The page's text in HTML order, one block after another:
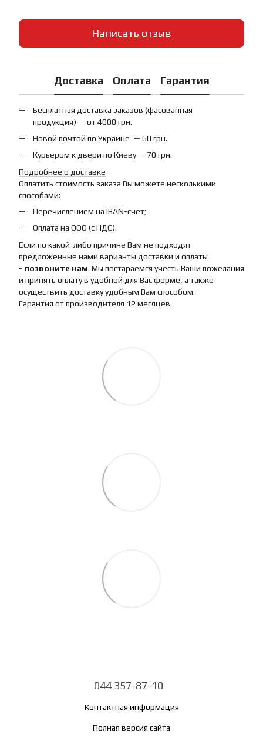
Написать отзыв
Доставка Оплата Гарантия
Бесплатная доставка заказов (фасованная
продукция) — от 4000 грн.
Новой почтой по Украине — 60 грн.
Курьером к двери по Киеву — 70 грн.
Подробнее о доставке
Оплатить стоимость заказа Вы можете несколькими
способами:
Перечислением на IBAN-счет;
Оплата на ООО (с НДС).
Если по какой-либо причине Вам не подходят
предложенные нами варианты доставки и оплаты
- позвоните нам. Мы постараемся учесть Ваши пожелания
и принять оплату в удобной для Вас форме, а также
осуществить доставку удобным Вам способом.
Гарантия от производителя 12 месяцев
044 357-87-10
Контактная информация
Полная версия сайта